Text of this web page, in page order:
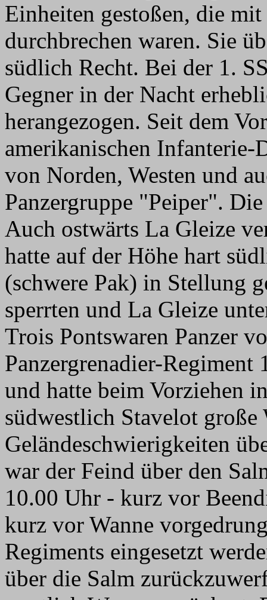
Einheiten gestoßen, die
durchbrechen waren. Sie
südlich Recht. Bei der 1.
Gegner in der Nacht
herangezogen. Seit dem
amerikanischen
von Norden, Westen und
Panzergruppe "Peiper".
Auch ostwärts La Gleize
hatte auf der Höhe hart
(schwere Pak) in Stellung
sperrten und La Gleize
Trois Pontswaren Panzer
Panzergrenadier-Regiment
und hatte beim Vorziehen
südwestlich Stavelot große
Geländeschwierigkeiten
war der Feind über den
10.00 Uhr - kurz vor
kurz vor Wanne
Regiments eingesetzt
über die Salm